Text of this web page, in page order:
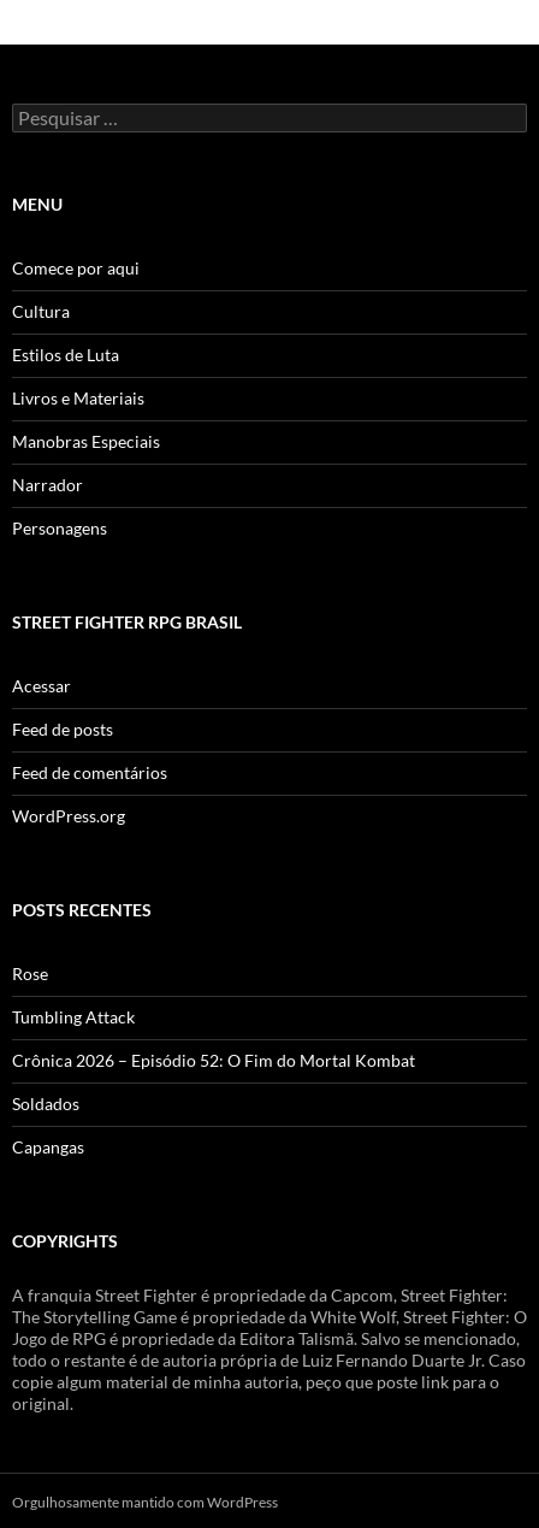
Pesquisar
por:
MENU
Comece por aqui
Cultura
Estilos de Luta
Livros e Materiais
Manobras Especiais
Narrador
Personagens
STREET FIGHTER RPG BRASIL
Acessar
Feed de posts
Feed de comentários
WordPress.org
POSTS RECENTES
Rose
Tumbling Attack
Crônica 2026 – Episódio 52: O Fim do Mortal Kombat
Soldados
Capangas
COPYRIGHTS
A franquia Street Fighter é propriedade da Capcom, Street Fighter:
The Storytelling Game é propriedade da White Wolf, Street Fighter: O
Jogo de RPG é propriedade da Editora Talismã. Salvo se mencionado,
todo o restante é de autoria própria de Luiz Fernando Duarte Jr. Caso
copie algum material de minha autoria, peço que poste link para o
original.
Orgulhosamente mantido com WordPress